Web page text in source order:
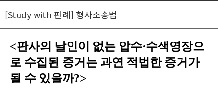
[Study with 판례] 형사소송법
<판사의 날인이 없는 압수·수색영장으
로 수집된 증거는 과연 적법한 증거가
될 수 있을까?>